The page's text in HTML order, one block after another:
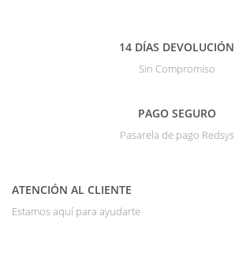
14 DÍAS DEVOLUCIÓN
Sin Compromiso
PAGO SEGURO
Pasarela de pago Redsys
ATENCIÓN AL CLIENTE
Estamos aquí para ayudarte